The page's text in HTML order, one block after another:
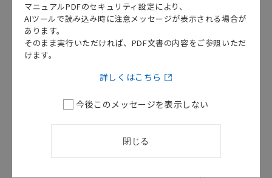
シ
ー
リ
ア
続
ガ
マニュアルPDFのセキュリティ設定により、
AIツールで読み込み時に注意メッセージが表示される場合が
あります。
そのまま実行いただければ、PDF文書の内容をご参照いただ
けます。
詳しくはこちら
今後このメッセージを表示しない
閉じる